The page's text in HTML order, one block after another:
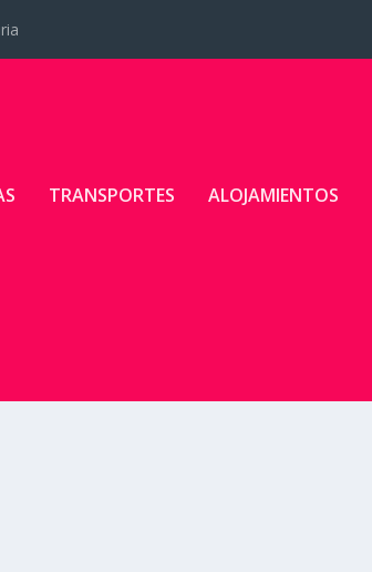
TRANSPORTES ALOJAMIENTOS